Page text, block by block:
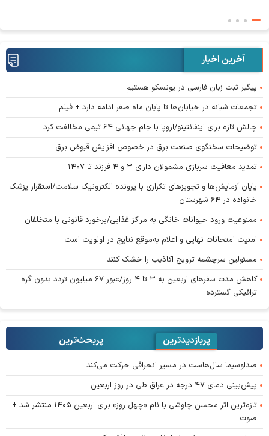
آخرین اخبار
پیگیر ثبت زبان فارسی در یونسکو هستیم
تجمعات شبانه در خیابان‌ها تا پایان ماه صفر ادامه دارد + فیلم
چالش تازه برای اینفانتینو/اروپا با جام جهانی ۶۴ تیمی مخالفت کرد
توضیحات سخنگوی صنعت برق در خصوص افزایش قبوض برق
تمدید معافیت سربازی مشمولان دارای ۳ و ۴ فرزند تا ۱۴۰۷
پایان آزمایش‌ها و تجویز‌های تکراری با پرونده الکترونیک سلامت/استقرار پزشک
خانواده در ۶۴ شهرستان
ممنوعیت ورود حیوانات خانگی به مراکز غذایی/برخورد قانونی با متخلفان
امنیت امتحانات نهایی و اعلام به‌موقع نتایج در اولویت است
مسئولین سرچشمه ترویج اکاذیب را خشک کنند
کاهش مدت سفر‌های اربعین به ۳ تا ۴ روز/عبور ۶۷ میلیون تردد بدون گره
ترافیکی گسترده
پربازدیدترین پربحث‌ترین‌
صداوسیما سال‌هاست در مسیر انحرافی حرکت می‌کند
پیش‌بینی دمای ۴۷ درجه در عراق طی در روز اربعین
تازه‌ترین اثر محسن چاوشی با نام «چهل روز» برای اربعین ۱۴۰۵ منتشر شد +
صوت